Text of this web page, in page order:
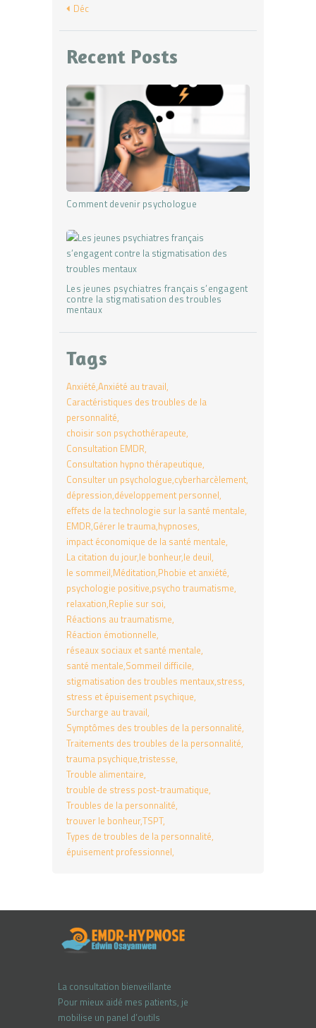
« Déc
Recent Posts
Comment devenir psychologue
Les jeunes psychiatres français s’engagent
contre la stigmatisation des troubles
mentaux
Tags
Anxiété Anxiété au travail
Caractéristiques des troubles de la
personnalité
choisir son psychothérapeute
Consultation EMDR
Consultation hypno thérapeutique
Consulter un psychologue cyberharcèlement
dépression développement personnel
effets de la technologie sur la santé mentale
EMDR Gérer le trauma hypnoses
impact économique de la santé mentale
La citation du jour le bonheur le deuil
le sommeil Méditation Phobie et anxiété
psychologie positive psycho traumatisme
relaxation Replie sur soi
Réactions au traumatisme
Réaction émotionnelle
réseaux sociaux et santé mentale
santé mentale Sommeil difficile
stigmatisation des troubles mentaux stress
stress et épuisement psychique
Surcharge au travail
Symptômes des troubles de la personnalité
Traitements des troubles de la personnalité
trauma psychique tristesse
Trouble alimentaire
trouble de stress post-traumatique
Troubles de la personnalité
trouver le bonheurTSPT
Types de troubles de la personnalité
épuisement professionnel
La consultation bienveillante
Pour mieux aidé mes patients, je
mobilise un panel d’outils